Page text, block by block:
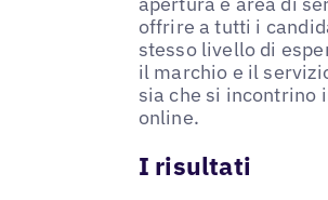
offrire a tutti i
stesso livello di
il marchio e il
sia che si incontrino
online.
I risultati